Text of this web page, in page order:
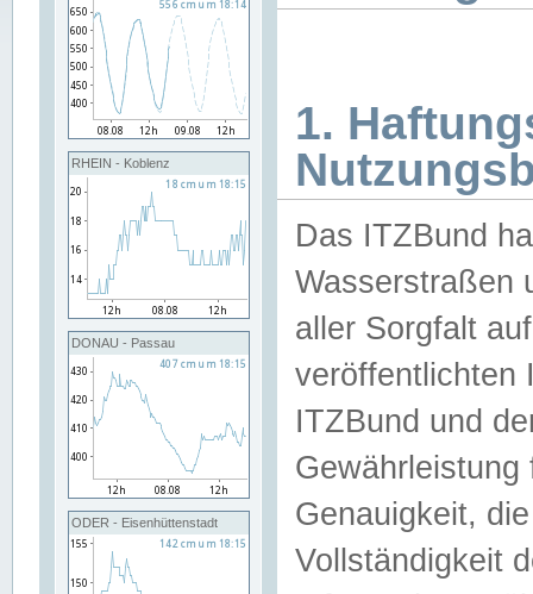
RHEIN - Koblenz
DONAU - Passau
ODER - Eisenhüttenstadt
1.
Das ITZBund
Wasserstraßen
aller Sorgfalt
veröffentlichten
ITZBund und
Genauigkeit,
Vollständigkeit